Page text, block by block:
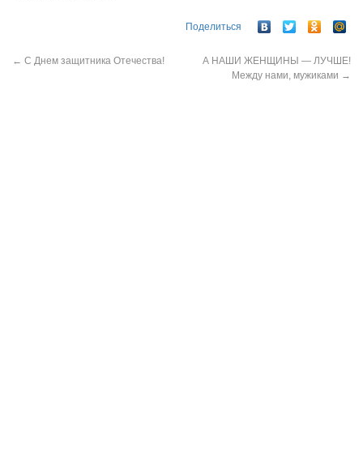
Поделиться
← C Днем защитника Отечества!
А НАШИ ЖЕНЩИНЫ — ЛУЧШЕ!
Между нами, мужиками →